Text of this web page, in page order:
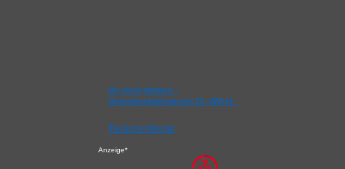
die tierärztinnen –
Gemeinschaftspraxis Dr. Will-H…
Tierärzte Wetzlar
Anzeige*